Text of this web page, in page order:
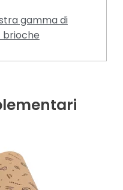
gamma di